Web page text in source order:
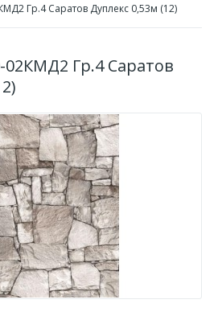
Гр.4 Саратов Дуплекс 0,53м (12)
Гр.4 Саратов